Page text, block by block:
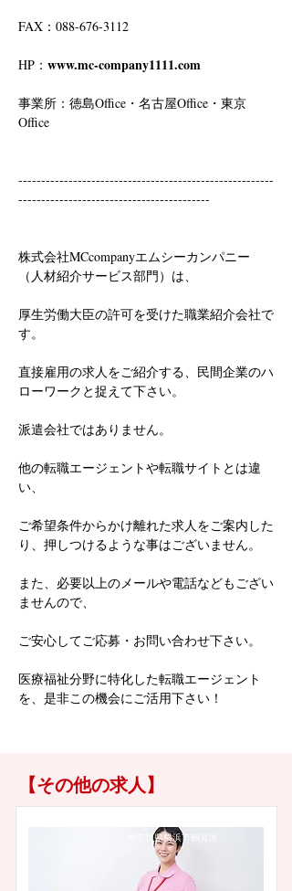
FAX：088-676-3112
HP： www.mc-company1111.com
事業所：徳島Office・名古屋Office・東京
Office
--------------------------------------------------------
------------------------------------------
株式会社MCcompanyエムシーカンパニー
（人材紹介サービス部門）は、
厚生労働大臣の許可を受けた職業紹介会社で
す。
直接雇用の求人をご紹介する、民間企業のハ
ローワークと捉えて下さい。
派遣会社ではありません。
他の転職エージェントや転職サイトとは違
い、
ご希望条件からかけ離れた求人をご案内した
り、押しつけるような事はございません。
また、必要以上のメールや電話などもござい
ませんので、
ご安心してご応募・お問い合わせ下さい。
医療福祉分野に特化した転職エージェント
を、是非この機会にご活用下さい！
【その他の求人】
神奈川県横浜市鶴見区